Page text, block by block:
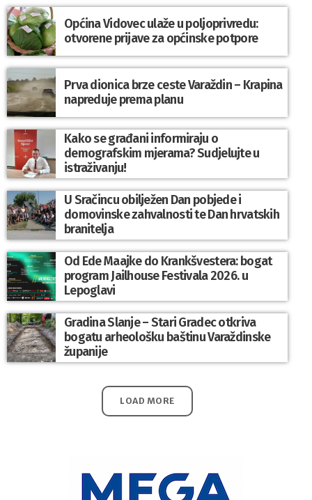
Općina Vidovec ulaže u poljoprivredu:
otvorene prijave za općinske potpore
Prva dionica brze ceste Varaždin – Krapina
napreduje prema planu
Kako se građani informiraju o
demografskim mjerama? Sudjelujte u
istraživanju!
U Sračincu obilježen Dan pobjede i
domovinske zahvalnosti te Dan hrvatskih
branitelja
Od Ede Maajke do Krankšvestera: bogat
program Jailhouse Festivala 2026. u
Lepoglavi
Gradina Slanje – Stari Gradec otkriva
bogatu arheološku baštinu Varaždinske
županije
LOAD MORE